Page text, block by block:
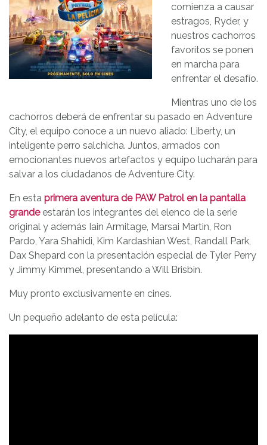
comienza a causar
estragos, Ryder, y
nuestros cachorros
favoritos se ponen
en marcha para
enfrentar el desafío.
Mientras uno de los
cachorros deberá de enfrentar su pasado en Adventure
City, el equipo conoce a un nuevo aliado: Liberty, un
inteligente perro salchicha. Juntos, armados con
emocionantes nuevos artefactos y equipo lucharán para
salvar a los ciudadanos de Adventure City.
En esta primera aventura de PAW Patrol en la pantalla
grandeestarán los integrantes del elenco de la serie
original y además Iain Armitage, Marsai Martin, Ron
Pardo, Yara Shahidi, Kim Kardashian West, Randall Park,
Dax Shepard con la presentación especial de Tyler Perry
y Jimmy Kimmel, presentando a Will Brisbin.
Muy pronto exclusivamente en cines.
Un pequeño adelanto de esta película: